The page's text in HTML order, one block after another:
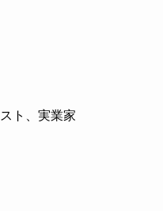
ト、実業家